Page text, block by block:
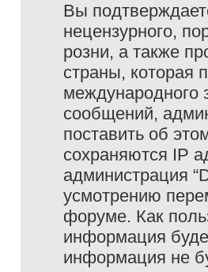
Вы
нецензурного,
розни, а также
страны, которая
международного
сообщений,
поставить об
сохраняются IP
администрация
усмотрению
форуме. Как
информация
информация не